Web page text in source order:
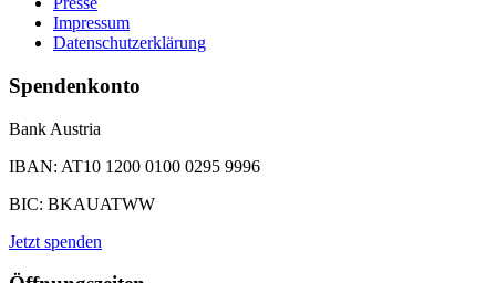
Impressum
Datenschutzerklärung
Spendenkonto
Bank Austria
IBAN: AT10 1200 0100 0295 9996
BIC: BKAUATWW
Jetzt spenden